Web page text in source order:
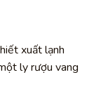
xuất lạnh
ly rượu vang